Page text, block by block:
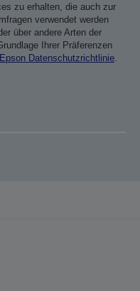
zu erhalten, die auch zur
verwendet werden
über andere Arten der
Ihrer Präferenzen
Epson Datenschutzrichtlinie